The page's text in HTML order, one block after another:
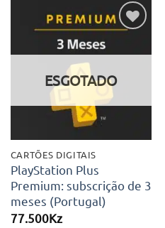
Adicionar
aos meus
ESGOTADO
CARTÕES DIGITAIS
PlayStation Plus
Premium: subscrição de 3
meses (Portugal)
77.500Kz